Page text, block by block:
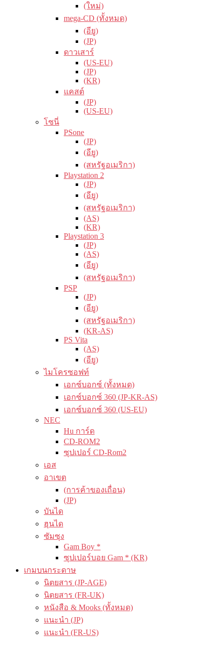
(ใหม่)
mega-CD (ทั้งหมด)
(อียู)
(JP)
ดาวเสาร์
(US-EU)
(JP)
(KR)
แคสต์
(JP)
(US-EU)
โซนี่
PSone
(JP)
(อียู)
(สหรัฐอเมริกา)
Playstation 2
(JP)
(อียู)
(สหรัฐอเมริกา)
(AS)
(KR)
Playstation 3
(JP)
(AS)
(อียู)
(สหรัฐอเมริกา)
PSP
(JP)
(อียู)
(สหรัฐอเมริกา)
(KR-AS)
PS Vita
(AS)
(อียู)
ไมโครซอฟท์
เอกซ์บอกซ์ (ทั้งหมด)
เอกซ์บอกซ์ 360 (JP-KR-AS)
เอกซ์บอกซ์ 360 (US-EU)
NEC
Hu การ์ด
CD-ROM2
ซุปเปอร์ CD-Rom2
เอส
อาเขต
(การค้าของเถื่อน)
(JP)
บันได
ฮุนได
ซัมซุง
Gam Boy *
ซุปเปอร์บอย Gam * (KR)
เกมบนกระดาษ
นิตยสาร (JP-AGE)
นิตยสาร (FR-UK)
หนังสือ & Mooks (ทั้งหมด)
แนะนำ (JP)
แนะนำ (FR-US)